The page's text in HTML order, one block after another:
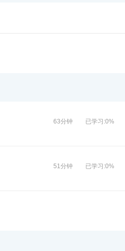
63分钟 已学习:0%
51分钟 已学习:0%